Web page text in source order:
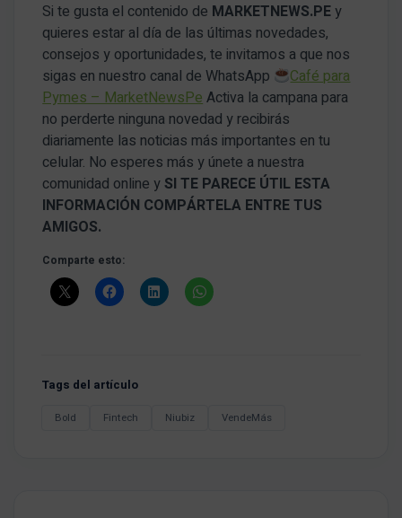
Si te gusta el contenido de MARKETNEWS.PE y
quieres estar al día de las últimas novedades,
consejos y oportunidades, te invitamos a que nos
sigas en nuestro canal de WhatsApp
Café para
Pymes – MarketNewsPeActiva la campana para
no perderte ninguna novedad y recibirás
diariamente las noticias más importantes en tu
celular. No esperes más y únete a nuestra
comunidad online y SI TE PARECE ÚTIL ESTA
INFORMACIÓN COMPÁRTELA ENTRE TUS
AMIGOS.
Comparte esto:
Tags del artículo
Bold Fintech Niubiz VendeMás